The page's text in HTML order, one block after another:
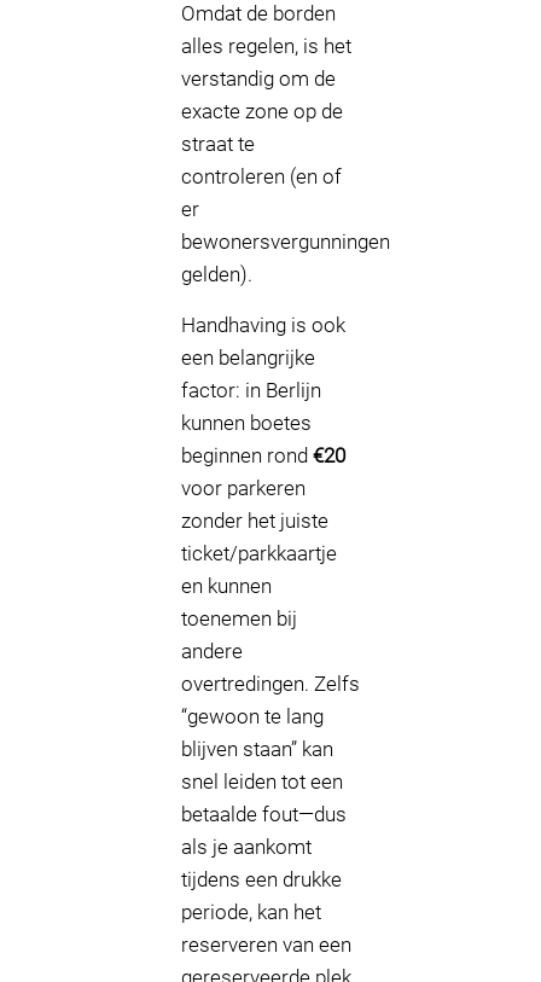
Omdat de borden
alles regelen, is het
verstandig om de
exacte zone op de
straat te
controleren (en of
er
bewonersvergunningen
gelden).
Handhaving is ook
een belangrijke
factor: in Berlijn
kunnen boetes
beginnen rond €20
voor parkeren
zonder het juiste
ticket/parkkaartje
en kunnen
toenemen bij
andere
overtredingen. Zelfs
“gewoon te lang
blijven staan” kan
snel leiden tot een
betaalde fout—dus
als je aankomt
tijdens een drukke
periode, kan het
reserveren van een